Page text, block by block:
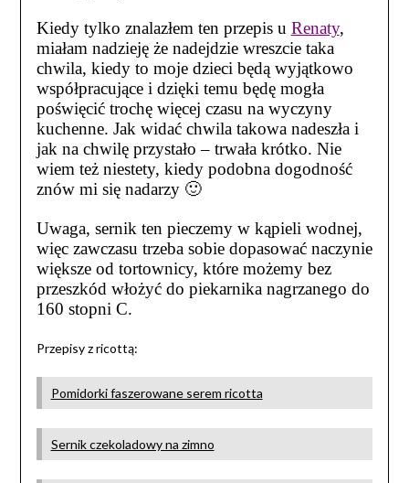
Kiedy tylko znalazłem ten przepis u Renaty,
miałam nadzieję że nadejdzie wreszcie taka
chwila, kiedy to moje dzieci będą wyjątkowo
współpracujące i dzięki temu będę mogła
poświęcić trochę więcej czasu na wyczyny
kuchenne. Jak widać chwila takowa nadeszła i
jak na chwilę przystało – trwała krótko. Nie
wiem też niestety, kiedy podobna dogodność
znów mi się nadarzy 🙂
Uwaga, sernik ten pieczemy w kąpieli wodnej,
więc zawczasu trzeba sobie dopasować naczynie
większe od tortownicy, które możemy bez
przeszkód włożyć do piekarnika nagrzanego do
160 stopni C.
Przepisy z ricottą:
Pomidorki faszerowane serem ricotta
Sernik czekoladowy na zimno